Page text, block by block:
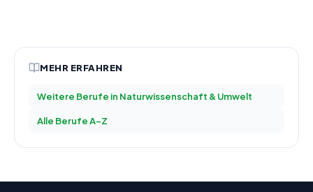
MEHR ERFAHREN
Weitere Berufe in Naturwissenschaft & Umwelt
Alle Berufe A–Z